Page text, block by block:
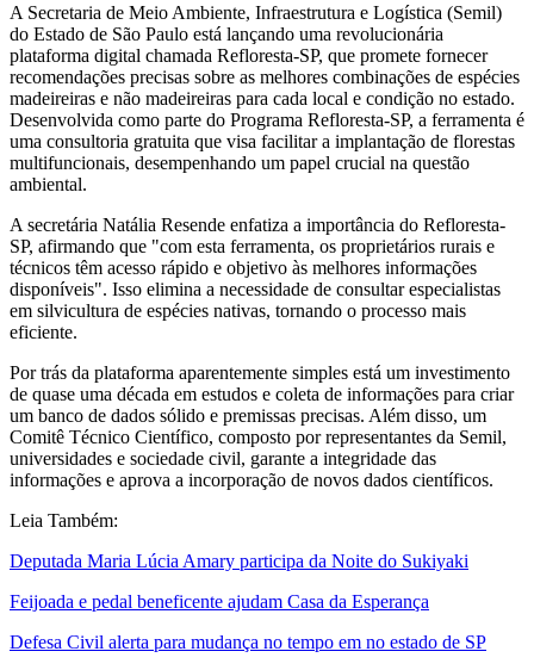
A Secretaria de Meio Ambiente, Infraestrutura e Logística (Semil)
do Estado de São Paulo está lançando uma revolucionária
plataforma digital chamada Refloresta-SP, que promete fornecer
recomendações precisas sobre as melhores combinações de espécies
madeireiras e não madeireiras para cada local e condição no estado.
Desenvolvida como parte do Programa Refloresta-SP, a ferramenta é
uma consultoria gratuita que visa facilitar a implantação de florestas
multifuncionais, desempenhando um papel crucial na questão
ambiental.
A secretária Natália Resende enfatiza a importância do Refloresta-
SP, afirmando que "com esta ferramenta, os proprietários rurais e
técnicos têm acesso rápido e objetivo às melhores informações
disponíveis". Isso elimina a necessidade de consultar especialistas
em silvicultura de espécies nativas, tornando o processo mais
eficiente.
Por trás da plataforma aparentemente simples está um investimento
de quase uma década em estudos e coleta de informações para criar
um banco de dados sólido e premissas precisas. Além disso, um
Comitê Técnico Científico, composto por representantes da Semil,
universidades e sociedade civil, garante a integridade das
informações e aprova a incorporação de novos dados científicos.
Leia Também:
Deputada Maria Lúcia Amary participa da Noite do Sukiyaki
Feijoada e pedal beneficente ajudam Casa da Esperança
Defesa Civil alerta para mudança no tempo em no estado de SP